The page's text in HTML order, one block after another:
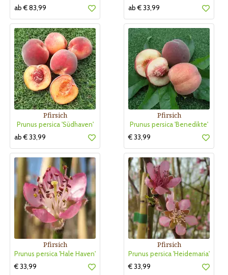
ab € 83,99
ab € 33,99
Pfirsich
Prunus persica 'Südhaven'
ab € 33,99
Pfirsich
Prunus persica 'Benedikte'
€ 33,99
Pfirsich
Prunus persica 'Hale Haven'
€ 33,99
Pfirsich
Prunus persica 'Heidemaria'
€ 33,99